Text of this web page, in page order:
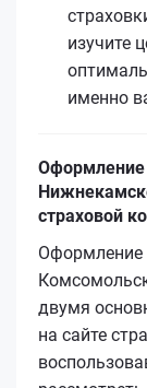
изучите
именно
Оформление
страховой
Оформление
двумя
на сайте